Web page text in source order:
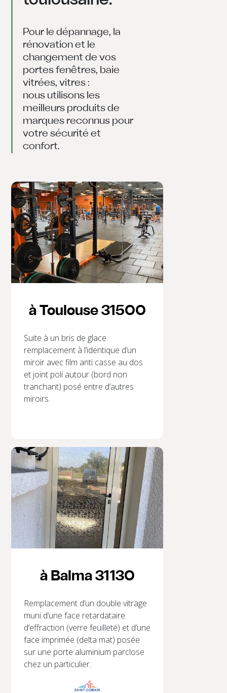
Pour le dépannage, la
rénovation et le
changement de vos
portes fenêtres, baie
vitrées, vitres :
nous utilisons les
meilleurs produits de
marques reconnus pour
votre sécurité et
confort.
à Toulouse 31500
Suite à un bris de glace
remplacement à l’identique d’un
miroir avec film anti casse au dos
et joint poli autour (bord non
tranchant) posé entre d’autres
miroirs.
à Balma 31130
Remplacement d’un double vitrage
muni d’une face retardataire
d’effraction (verre feuilleté) et d’une
face imprimée (delta mat) posée
sur une porte aluminium parclose
chez un particulier.